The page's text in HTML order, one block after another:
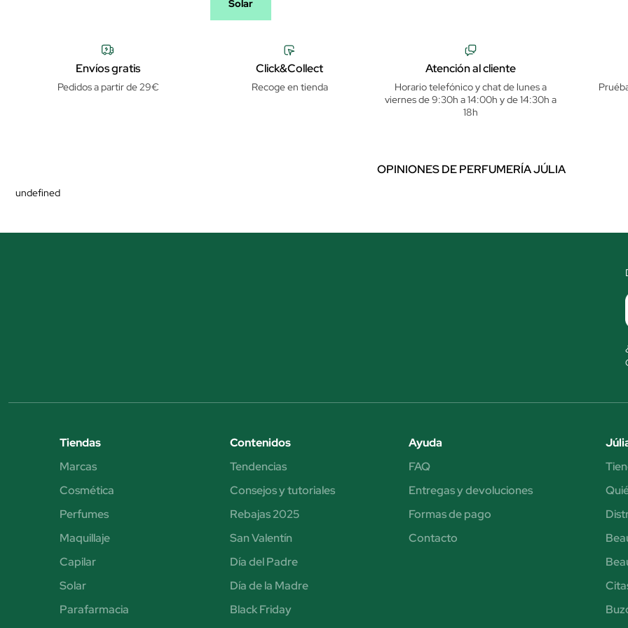
Solar
Envíos gratis
Pedidos a partir de 29€
Click&Collect
Recoge en tienda
Atención al cliente
Horario telefónico y chat de lunes a
viernes de 9:30h a 14:00h y de 14:30h a
18h
OPINIONES DE PERFUMERÍA JÚLIA
undefined
Tiendas
Marcas
Cosmética
Perfumes
Maquillaje
Capilar
Solar
Parafarmacia
Contenidos
Tendencias
Consejos y tutoriales
Rebajas 2025
San Valentín
Día del Padre
Día de la Madre
Black Friday
Ayuda
FAQ
Entregas y devoluciones
Formas de pago
Contacto